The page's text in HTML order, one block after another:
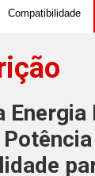
Compatibilidade
Energia